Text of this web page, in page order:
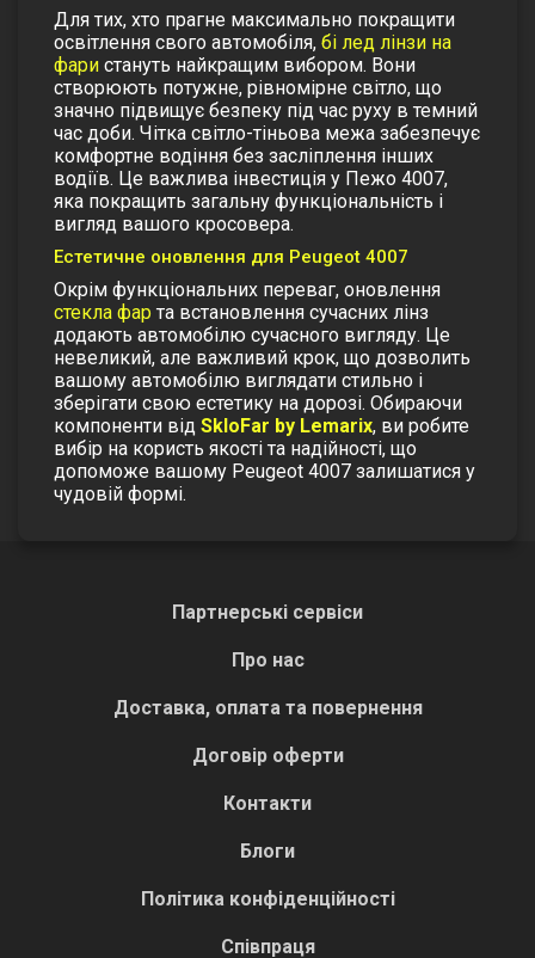
Для тих, хто прагне максимально покращити
освітлення свого автомобіля, бі лед лінзи на
фари стануть найкращим вибором. Вони
створюють потужне, рівномірне світло, що
значно підвищує безпеку під час руху в темний
час доби. Чітка світло-тіньова межа забезпечує
комфортне водіння без засліплення інших
водіїв. Це важлива інвестиція у Пежо 4007,
яка покращить загальну функціональність і
вигляд вашого кросовера.
Естетичне оновлення для Peugeot 4007
Окрім функціональних переваг, оновлення
стекла фар та встановлення сучасних лінз
додають автомобілю сучасного вигляду. Це
невеликий, але важливий крок, що дозволить
вашому автомобілю виглядати стильно і
зберігати свою естетику на дорозі. Обираючи
компоненти від SkloFar by Lemarix, ви робите
вибір на користь якості та надійності, що
допоможе вашому Peugeot 4007 залишатися у
чудовій формі.
Партнерські сервіси
Про нас
Доставка, оплата та повернення
Договір оферти
Контакти
Блоги
Політика конфіденційності
Співпраця